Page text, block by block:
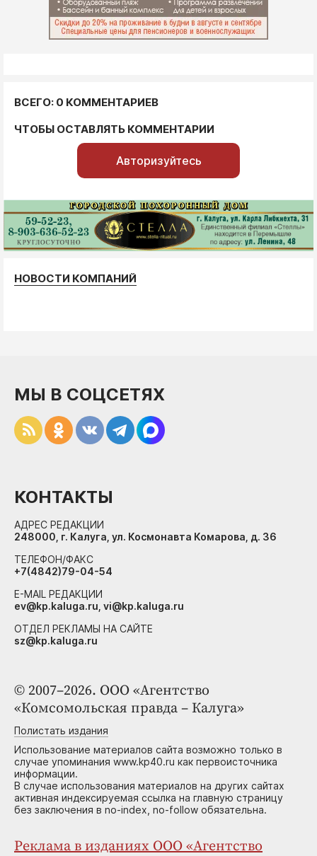
ВСЕГО: 0 КОММЕНТАРИЕВ
ЧТОБЫ ОСТАВЛЯТЬ КОММЕНТАРИИ
Авторизуйтесь
НОВОСТИ КОМПАНИЙ
© 2007–2026. ООО «Агентство
«Комсомольская правда – Калуга»
Полистать издания
Использование материалов сайта возможно только в
случае упоминания www.kp40.ru как первоисточника
информации.
В случае использования материалов на других сайтах
активная индексируемая ссылка на главную страницу
без заключения в no-index, no-follow обязательна.
Реклама в изданиях ООО «Агентство
МЫ В СОЦСЕТЯХ
КОНТАКТЫ
АДРЕС РЕДАКЦИИ
248000, г. Калуга, ул. Космонавта Комарова, д. 36
ТЕЛЕФОН/ФАКС
+7(4842)79-04-54
E-MAIL РЕДАКЦИИ
ev@kp.kaluga.ru, vi@kp.kaluga.ru
ОТДЕЛ РЕКЛАМЫ НА САЙТЕ
sz@kp.kaluga.ru